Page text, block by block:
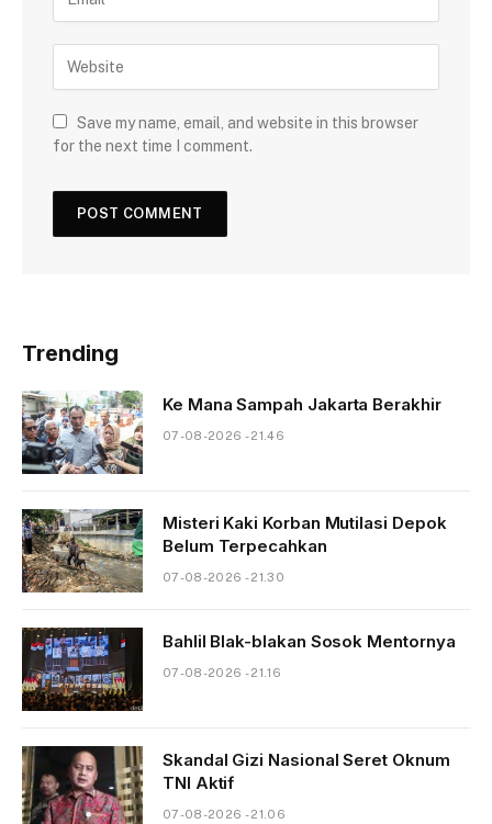
Save my name, email, and website in this browser
for the next time I comment.
Trending
Ke Mana Sampah Jakarta Berakhir
07-08-2026 - 21.46
Misteri Kaki Korban Mutilasi Depok
Belum Terpecahkan
07-08-2026 - 21.30
Bahlil Blak-blakan Sosok Mentornya
07-08-2026 - 21.16
Skandal Gizi Nasional Seret Oknum
TNI Aktif
07-08-2026 - 21.06